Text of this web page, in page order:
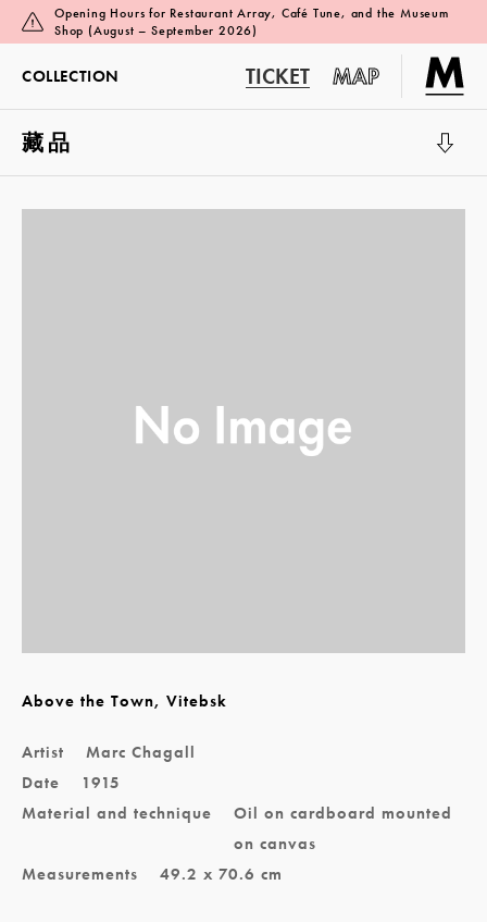
Opening Hours for Restaurant Array, Café Tune, and the Museum
Shop (August – September 2026)
COLLECTION TICKET MAP
藏品
Above the Town, Vitebsk
Artist
Marc Chagall
Date
1915
Material and technique
Oil on cardboard mounted
on canvas
Measurements
49.2 x 70.6 cm